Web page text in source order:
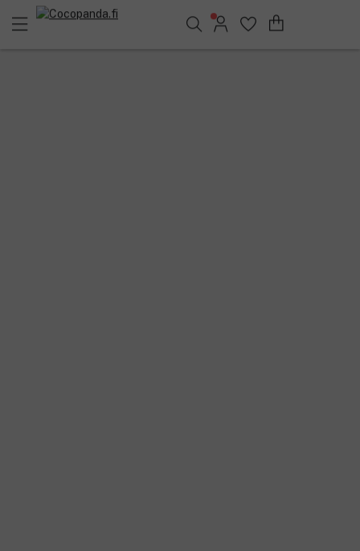
Löydä suosikkisi 25.402 tuotteen joukosta..